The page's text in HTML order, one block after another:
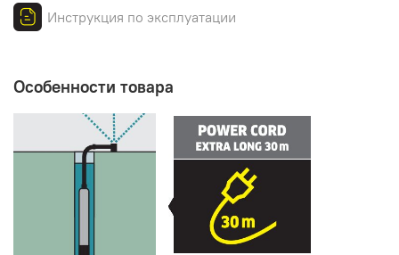
Инструкция по эксплуатации
Особенности товара